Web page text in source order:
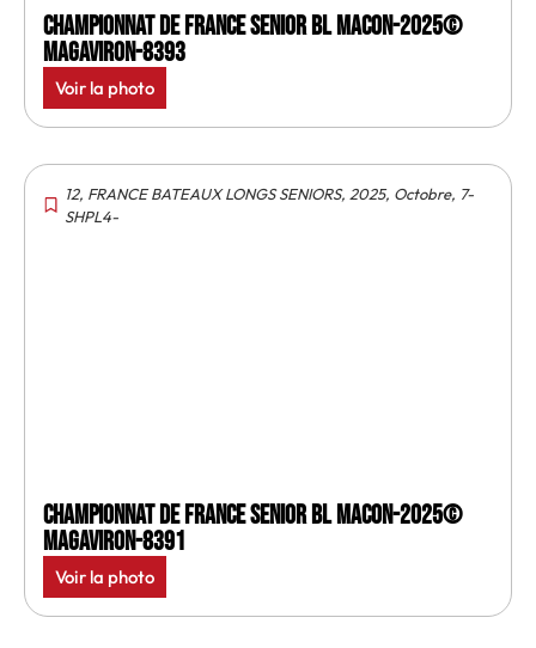
Championnat de France senior BL Macon-2025©
MagAviron-8393
Voir la photo
12, FRANCE BATEAUX LONGS SENIORS, 2025, Octobre, 7-
SHPL4-
Championnat de France senior BL Macon-2025©
MagAviron-8391
Voir la photo